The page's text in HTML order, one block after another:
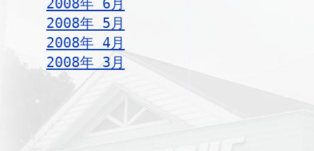
2008年 6月
2008年 5月
2008年 4月
2008年 3月